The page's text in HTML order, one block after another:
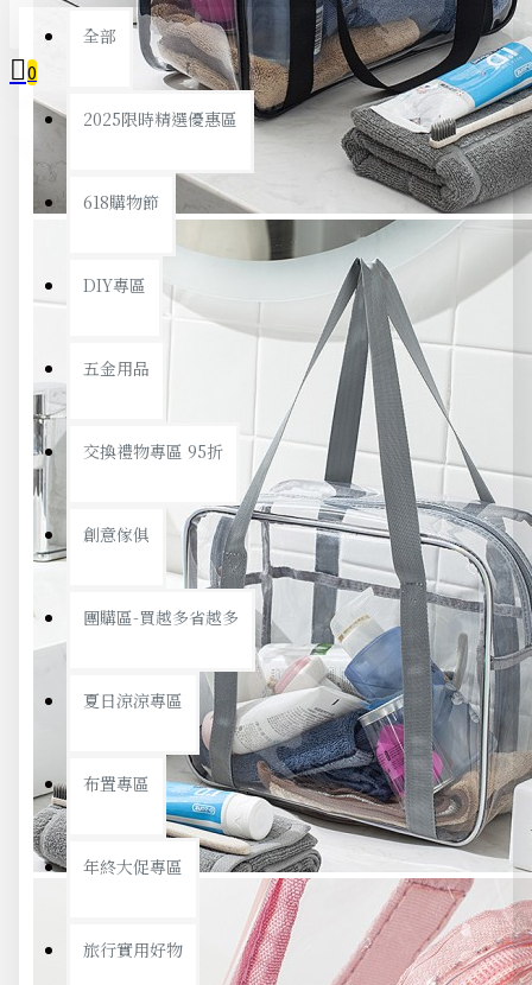
全部
2025限時精選優惠區
618購物節
DIY專區
五金用品
交換禮物專區 95折
創意傢俱
團購區-買越多省越多
夏日涼涼專區
布置專區
年終大促專區
旅行實用好物
0
您的購物車內沒有商品！